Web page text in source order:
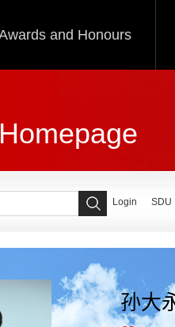
and Honours
Login SDU
孙大